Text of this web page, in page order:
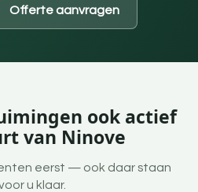
Offerte aanvragen
ook actief
van Ninove
eerst — ook daar staan
u klaar.